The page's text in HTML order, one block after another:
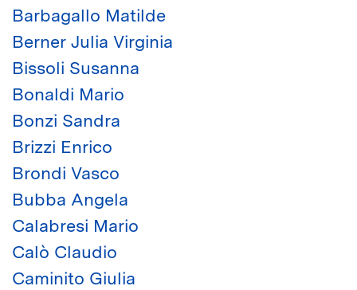
Barbagallo Matilde
Berner Julia Virginia
Bissoli Susanna
Bonaldi Mario
Bonzi Sandra
Brizzi Enrico
Brondi Vasco
Bubba Angela
Calabresi Mario
Calò Claudio
Caminito Giulia